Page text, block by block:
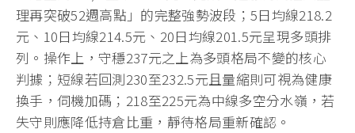
理再突破52週高點」的完整強勢波段；5日均線218.2
元、10日均線214.5元、20日均線201.5元呈現多頭排
列。操作上，守穩237元之上為多頭格局不變的核心
判據；短線若回測230至232.5元且量縮則可視為健康
換手，伺機加碼；218至225元為中線多空分水嶺，若
失守則應降低持倉比重，靜待格局重新確認。